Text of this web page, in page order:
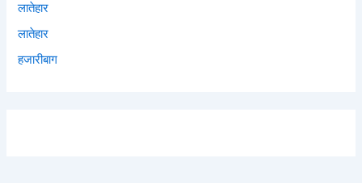
लातेहार
लातेहार
हजारीबाग